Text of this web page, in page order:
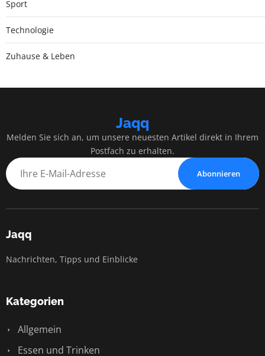
Sport
Technologie
Zuhause & Leben
Jaqq
Melden Sie sich an, um unsere neuesten Artikel direkt in Ihrem
Postfach zu erhalten.
Abonnieren
Jaqq
Nachrichten, Tipps und Einblicke
Kategorien
Allgemein
Essen und Trinken